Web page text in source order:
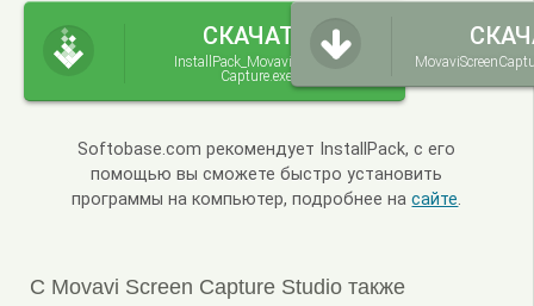
СКАЧАТЬ
InstallPack_Movavi-Screen-
Capture.exe
Softobase.com рекомендует InstallPack, с его
помощью вы сможете быстро установить
программы на компьютер, подробнее насайте.
С Movavi Screen Capture Studio также